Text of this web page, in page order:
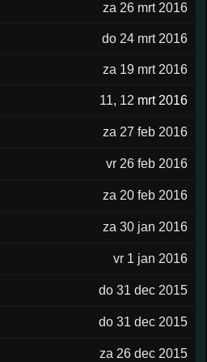
za 26 mrt 2016
do 24 mrt 2016
za 19 mrt 2016
11, 12 mrt 2016
za 27 feb 2016
vr 26 feb 2016
za 20 feb 2016
za 30 jan 2016
vr 1 jan 2016
do 31 dec 2015
do 31 dec 2015
za 26 dec 2015